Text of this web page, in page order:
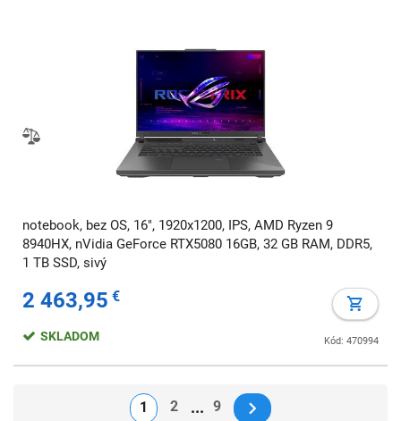
notebook, bez OS, 16", 1920x1200, IPS, AMD Ryzen 9
8940HX, nVidia GeForce RTX5080 16GB, 32 GB RAM, DDR5,
1 TB SSD, sivý
2 463,95 €
Kód: 470994
SKLADOM
1 2 9